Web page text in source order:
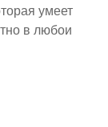
умеет
в любои